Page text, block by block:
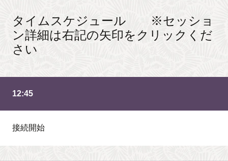
タイムスケジュール ※セッショ
ン詳細は右記の矢印をクリックくだ
さい
12:45
接続開始